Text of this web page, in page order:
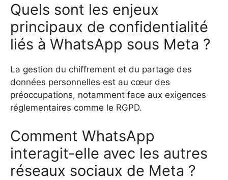
Quels sont les enjeux
principaux de confidentialité
liés à WhatsApp sous Meta ?
La gestion du chiffrement et du partage des
données personnelles est au cœur des
préoccupations, notamment face aux exigences
réglementaires comme le RGPD.
Comment WhatsApp
interagit-elle avec les autres
réseaux sociaux de Meta ?